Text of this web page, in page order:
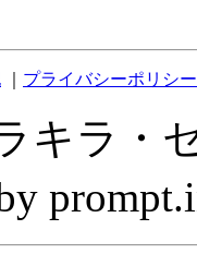
プライバシーポリシー
キラ・